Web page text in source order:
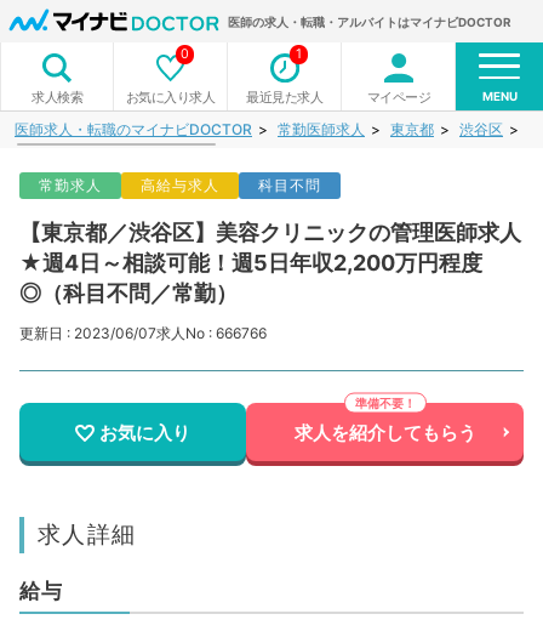
医師の求人・転職・アルバイトはマイナビDOCTOR
求人検索 お気に入り求人
0
最近見た求人
1
マイページ MENU
医師求人・転職のマイナビDOCTOR 常勤医師求人 東京都 渋谷区
常勤求人 高給与求人 科目不問
【東京都／渋谷区】美容クリニックの管理医師求人
★週4日～相談可能！週5日年収2,200万円程度
◎（科目不問／常勤）
更新日 : 2023/06/07求人No : 666766
お気に入り 求人を紹介してもらう
求人詳細
給与